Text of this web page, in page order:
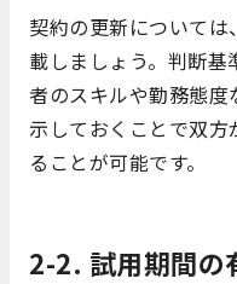
契約の更新について
載しましょう。判断
者のスキルや勤務態
示しておくことで双
ることが可能です。
2-2. 試用期間の